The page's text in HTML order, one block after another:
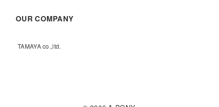
OUR COMPANY
TAMAYA co.,ltd.